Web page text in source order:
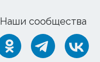
Наши сообщества